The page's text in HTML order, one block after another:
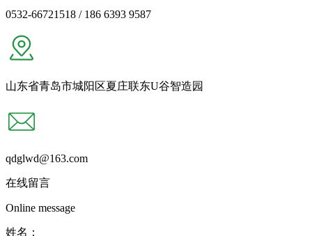
0532-66721518 / 186 6393 9587
山东省青岛市城阳区夏庄联东U谷智造园
qdglwd@163.com
在线留言
Online message
姓名：